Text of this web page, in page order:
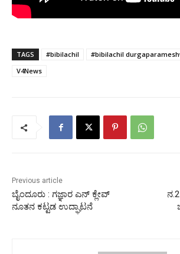
TAGS #bibilachil
#bibilachil
V4News
Previous article
ಬೈಂದೂರು : ಗಜ್ಞಾರ ಎನ್ ಕ್ಲೇವ್
ನೂತನ ಕಟ್ಟಡ ಉದ್ಘಾಟನೆ